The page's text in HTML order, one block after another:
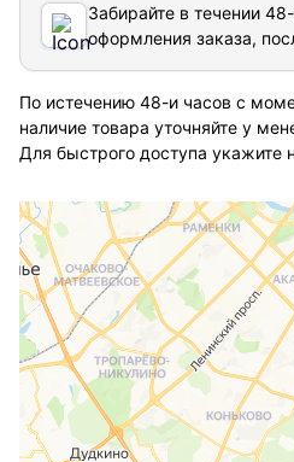
Забирайте в течении
оформления заказа,
По истечению 48-и часов с
наличие товара уточняйте у
Для быстрого доступа укажите